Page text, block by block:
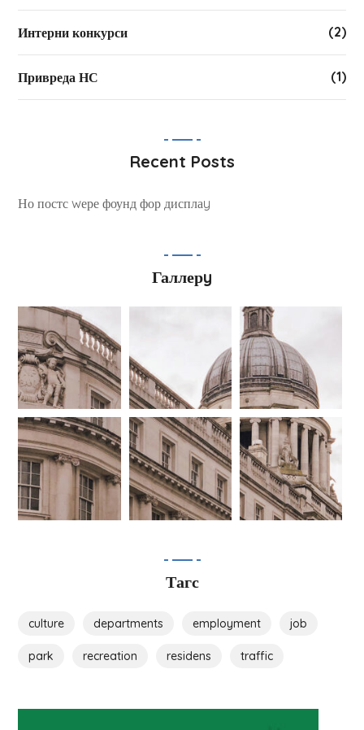
Интерни конкурси (2)
Привреда НС (1)
Recent Posts
Но постс wере фоунд фор дисплаy
Галлерy
Тагс
culture departments employment job
park recreation residens traffic